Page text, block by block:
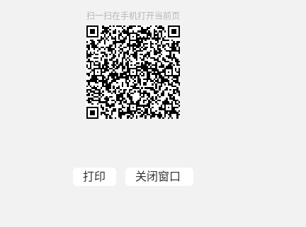
扫一扫在手机打开当前页
打印 关闭窗口